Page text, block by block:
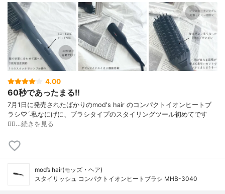
4.00
60秒であったまる!!
7月1日に発売されたばかりの mod's hair のコンパクトイオンヒートブ
ラシ♡ˊ˗ 私なにげに、ブラシタイプの スタイリングツール初めてです
◡̈⃝…続きを見る
mod’s hair(モッズ・ヘア)
スタイリッシュ コンパクトイオンヒートブラシ MHB-3040